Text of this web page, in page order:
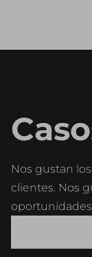
Nos gustan
clientes. Nos